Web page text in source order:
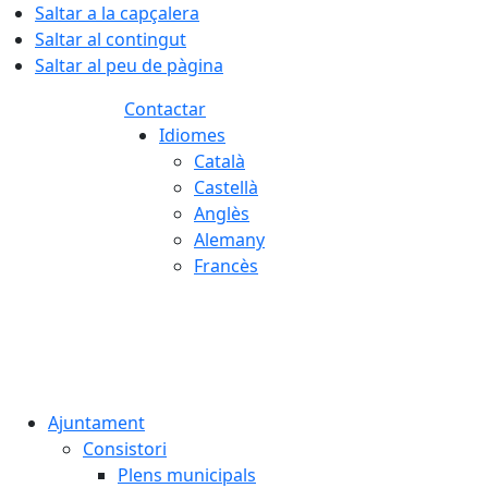
Saltar a la capçalera
Saltar al contingut
Saltar al peu de pàgina
Contactar
Idiomes
Català
Castellà
Anglès
Alemany
Francès
Ajuntament
Consistori
Plens municipals